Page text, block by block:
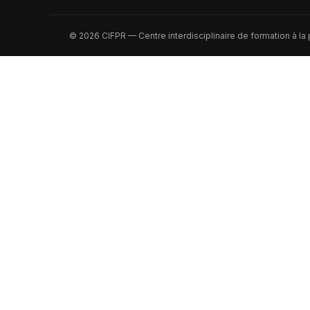
© 2026 CIFPR — Centre interdisciplinaire de formation à la